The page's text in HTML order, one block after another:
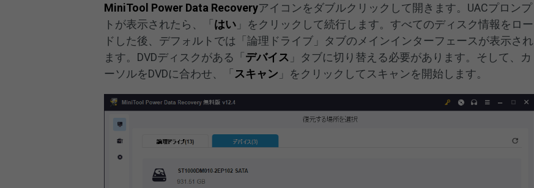
MiniTool Power Data Recoveryアイコンをダブルクリックして開きます。UACプロンプ
トが表示されたら、「 はい 」をクリックして続行します。すべてのディスク情報をロー
ドした後、デフォルトでは「論理ドライブ」タブのメインインターフェースが表示され
ます。DVDディスクがある「 デバイス 」タブに切り替える必要があります。そして、カ
ーソルをDVDに合わせ、「 スキャン 」をクリックしてスキャンを開始します。